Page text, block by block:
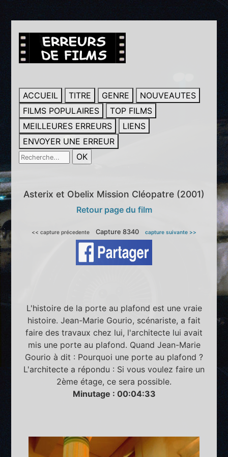
ACCUEIL TITRE GENRE
NOUVEAUTES
FILMS POPULAIRES
TOP FILMS
MEILLEURES ERREURS
LIENS
ENVOYER UNE ERREUR
Asterix et Obelix Mission Cléopatre (2001)
Retour page du film
<< capture précedente Capture 8340 capture suivante >>
L'histoire de la porte au plafond est une vraie
histoire. Jean-Marie Gourio, scénariste, a fait
faire des travaux chez lui, l'architecte lui avait
mis une porte au plafond. Quand Jean-Marie
Gourio à dit : Pourquoi une porte au plafond ?
L'architecte a répondu : Si vous voulez faire un
2ème étage, ce sera possible.
Minutage : 00:04:33